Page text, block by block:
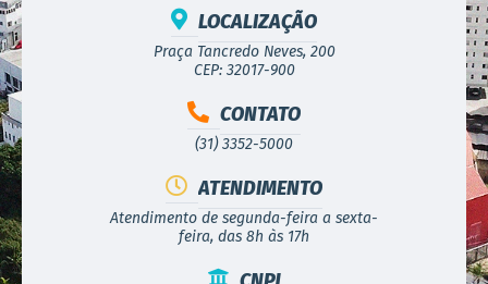
LOCALIZAÇÃO
Praça Tancredo Neves, 200
CEP: 32017-900
CONTATO
(31) 3352-5000
ATENDIMENTO
Atendimento de segunda-feira a sexta-
feira, das 8h às 17h